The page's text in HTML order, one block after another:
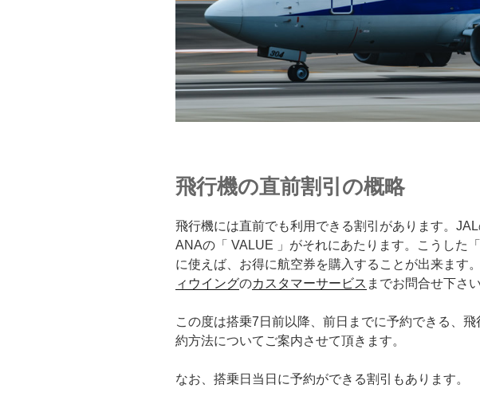
飛行機の直前割引の概略
飛行機には直前でも利用できる割引があります。JAL
ANAの「 VALUE 」がそれにあたります。こうした
に使えば、お得に航空券を購入することが出来ます。
ィウイングのカスタマーサービス までお問合せ下さい
この度は搭乗7日前以降、前日までに予約できる、
約方法についてご案内させて頂きます。
なお、搭乗日当日に予約ができる割引もあります。